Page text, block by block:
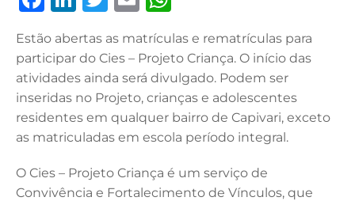
c
e
b
o
o
k
k
e
dI
n
it
te
r
ai
l
at
s
A
p
p
Estão abertas as matrículas e rematrículas para
participar do Cies – Projeto Criança. O início das
atividades ainda será divulgado. Podem ser
inseridas no Projeto, crianças e adolescentes
residentes em qualquer bairro de Capivari, exceto
as matriculadas em escola período integral.
O Cies – Projeto Criança é um serviço de
Convivência e Fortalecimento de Vínculos, que